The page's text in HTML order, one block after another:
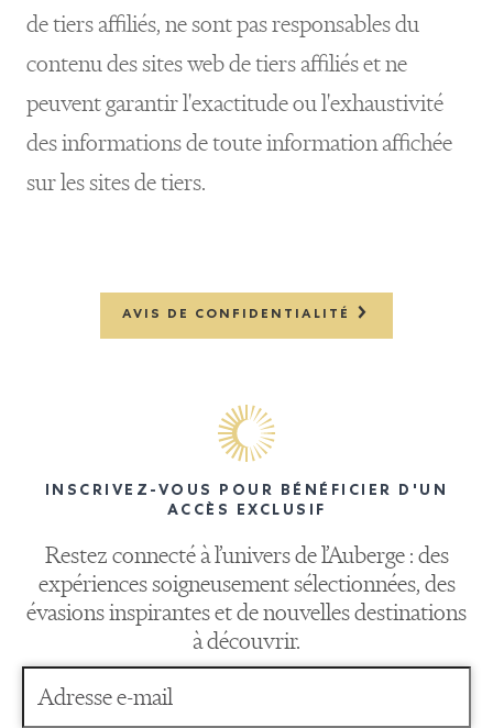
de tiers affiliés, ne sont pas responsables du
contenu des sites web de tiers affiliés et ne
peuvent garantir l'exactitude ou l'exhaustivité
des informations de toute information affichée
sur les sites de tiers.
AVIS DE CONFIDENTIALITÉ
INSCRIVEZ-VOUS POUR BÉNÉFICIER D'UN
ACCÈS EXCLUSIF
Restez connecté à l’univers de l’Auberge : des
expériences soigneusement sélectionnées, des
évasions inspirantes et de nouvelles destinations
à découvrir.
Adresse e-mail